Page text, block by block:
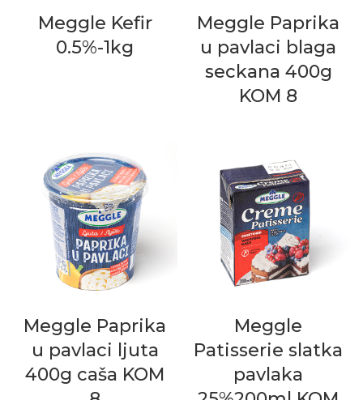
Meggle Kefir
0.5%-1kg
Meggle Paprika
u pavlaci blaga
seckana 400g
KOM 8
Meggle Paprika
u pavlaci ljuta
400g caša KOM
Meggle
Patisserie slatka
pavlaka